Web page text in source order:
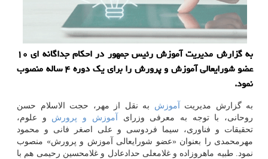
به گزارش مدیریت آموزش رئیس جمهور در احكام جداگانه ای ۱۰
عضو شورایعالی آموزش و پرورش را برای یك دوره ۴ ساله منصوب
نمود.
به گزارش مدیریت آموزش به نقل از مهر، حجت الاسلام حسن
روحانی، با توجه به معرفی وزرای
آموزش و پرورش و علوم،
تحقیقات و فناوری، سیما فردوسی و علی اصغر فانی و محمود
مهرمحمدی را بعنوان «عضو شورایعالی آموزش و پرورش» منصوب
نمود. طبیه ماهروزاده و غلامعلی حدادعادل و غلامحسین رحیمی هم با